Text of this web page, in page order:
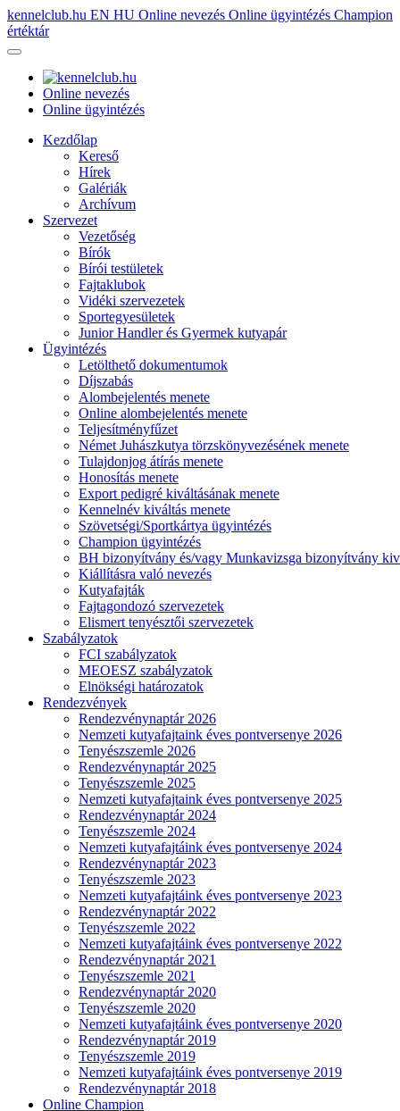
kennelclub.hu EN HU Online nevezés Online ügyintézés Champion
értéktár
Online nevezés
Online ügyintézés
Kezdőlap
Kereső
Hírek
Galériák
Archívum
Szervezet
Vezetőség
Bírók
Bírói testületek
Fajtaklubok
Vidéki szervezetek
Sportegyesületek
Junior Handler és Gyermek kutyapár
Ügyintézés
Letölthető dokumentumok
Díjszabás
Alombejelentés menete
Online alombejelentés menete
Teljesítményfűzet
Német Juhászkutya törzskönyvezésének menete
Tulajdonjog átírás menete
Honosítás menete
Export pedigré kiváltásának menete
Kennelnév kiváltás menete
Szövetségi/Sportkártya ügyintézés
Champion ügyintézés
BH bizonyítvány és/vagy Munkavizsga bizonyítvány
Kiállításra való nevezés
Kutyafajták
Fajtagondozó szervezetek
Elismert tenyésztői szervezetek
Szabályzatok
FCI szabályzatok
MEOESZ szabályzatok
Elnökségi határozatok
Rendezvények
Rendezvénynaptár 2026
Nemzeti kutyafajtaink éves pontversenye 2026
Tenyészszemle 2026
Rendezvénynaptár 2025
Tenyészszemle 2025
Nemzeti kutyafajtaink éves pontversenye 2025
Rendezvénynaptár 2024
Tenyészszemle 2024
Nemzeti kutyafajtáink éves pontversenye 2024
Rendezvénynaptár 2023
Tenyészszemle 2023
Nemzeti kutyafajtáink éves pontversenye 2023
Rendezvénynaptár 2022
Tenyészszemle 2022
Nemzeti kutyafajtáink éves pontversenye 2022
Rendezvénynaptár 2021
Tenyészszemle 2021
Rendezvénynaptár 2020
Tenyészszemle 2020
Nemzeti kutyafajtáink éves pontversenye 2020
Rendezvénynaptár 2019
Tenyészszemle 2019
Nemzeti kutyafajtáink éves pontversenye 2019
Rendezvénynaptár 2018
Online Champion